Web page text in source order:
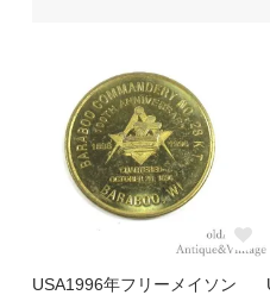
USA1996年フリーメイソン